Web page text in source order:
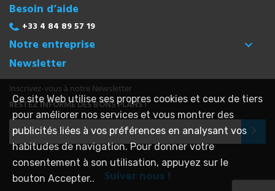
Ce site Web utilise ses propres cookies et ceux de tiers
pour améliorer nos services et vous montrer des
publicités liées à vos préférences en analysant vos
habitudes de navigation. Pour donner votre
consentement à son utilisation, appuyez sur le
bouton Accepter..
Besoin d’aide
+33 4 84 89 57 19
Notre entreprise 
Newsletter
Inscrivez-vous à notre Newsletter
RESTEZ INFORMÉ DES BONS PLANS !
Suiver nous !